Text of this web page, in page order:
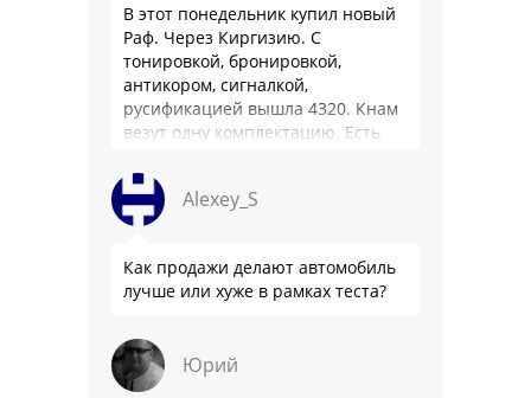
В этот понедельник купил новый
Раф. Через Киргизию. С
тонировкой, бронировкой,
антикором, сигналкой,
русификацией вышла 4320. Кнам
везут одну комплектацию. Есть
(т. е. только интернет радио), нет
…
Alexey_S
Как продажи делают автомобиль
лучше или хуже в рамках теста?
Юрий